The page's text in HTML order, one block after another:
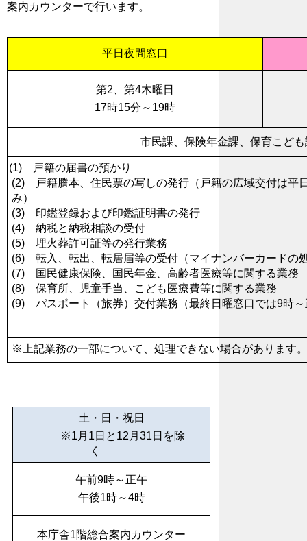
案内カウンターで行います。
平日夜間窓口
第2、第4木曜日
17時15分～19時
市民課、保険年金課、保育こど
戸籍の届書の預かり
(2) 戸籍謄本、住民票の写しの発行（戸籍の広域交付は平
み）
(3) 印鑑登録および印鑑証明書の発行
(4) 納税と納税相談の受付
(5) 埋火葬許可証等の発行業務
(6) 転入、転出、転居届等の受付（マイナンバーカードの
(7) 国民健康保険、国民年金、高齢者医療等に関する業務
(8) 保育所、児童手当、こども医療費等に関する業務
(9) パスポート（旅券）交付業務（最終日曜窓口では9時
※上記業務の一部について、処理できない場合があります
土・日・祝日
※1月1日と12月31日を除
く
午前9時～正午
午後1時～4時
本庁舎1階総合案内カウンター